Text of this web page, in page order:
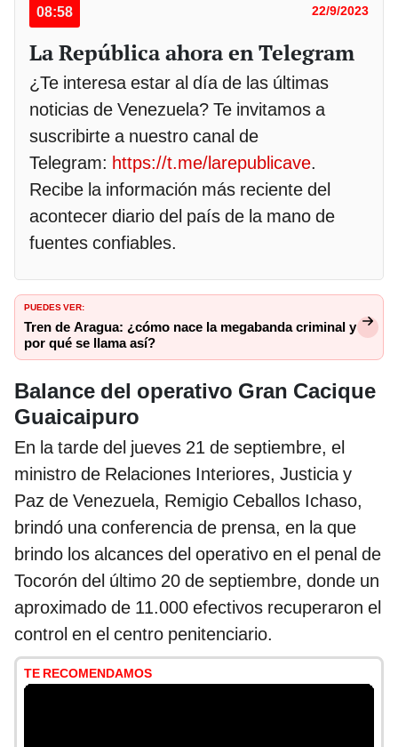
08:58 22/9/2023
La República ahora en Telegram
¿Te interesa estar al día de las últimas
noticias de Venezuela? Te invitamos a
suscribirte a nuestro canal de
Telegram: https://t.me/larepublicave.
Recibe la información más reciente del
acontecer diario del país de la mano de
fuentes confiables.
PUEDES VER:
Tren de Aragua: ¿cómo nace la megabanda criminal y
por qué se llama así?
Balance del operativo Gran Cacique
Guaicaipuro
En la tarde del jueves 21 de septiembre, el
ministro de Relaciones Interiores, Justicia y
Paz de Venezuela, Remigio Ceballos Ichaso,
brindó una conferencia de prensa, en la que
brindo los alcances del operativo en el penal de
Tocorón del último 20 de septiembre, donde un
aproximado de 11.000 efectivos recuperaron el
control en el centro penitenciario.
TE RECOMENDAMOS